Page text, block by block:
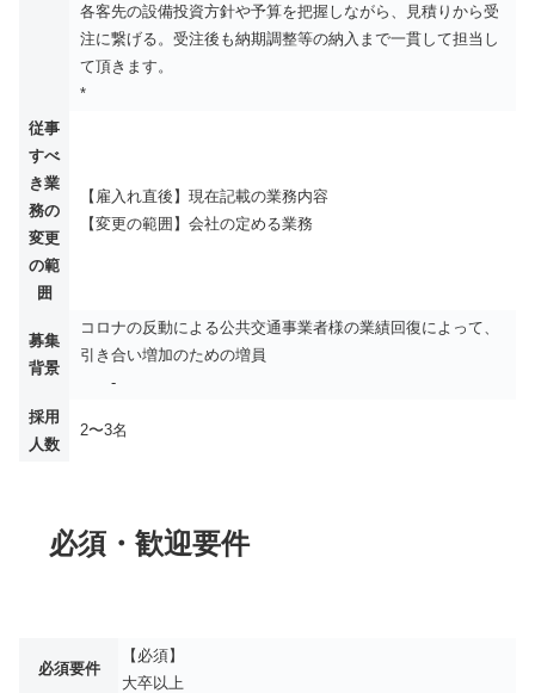
各客先の設備投資方針や予算を把握しながら、見積りから受
注に繋げる。受注後も納期調整等の納入まで一貫して担当し
て頂きます。
*
従事
すべ
き業
務の
変更
の範
囲
【雇入れ直後】現在記載の業務内容
【変更の範囲】会社の定める業務
募集
背景
コロナの反動による公共交通事業者様の業績回復によって、
引き合い増加のための増員
-
採用
人数
2〜3名
必須・歓迎要件
必須要件
【必須】
大卒以上